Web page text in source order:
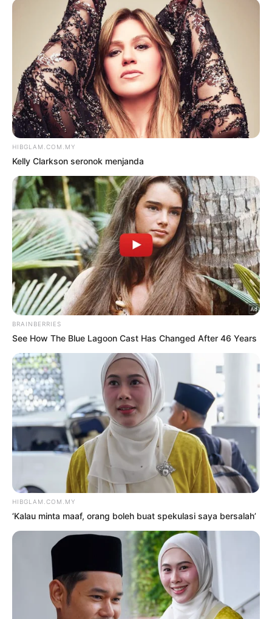
10 Ogos 2026
‘120 soalan bukan nak menekan-
nekan, kalau tak salah kenapa
takut?’
10 Ogos 2026
Dia sendiri langgar janji, minta
10 Ogos 2026
TRENDING
1
‘Tak pakai susuk, masih lelaki
tulen’ – Rashdan Baba kongsi tip
awet muda
6 Ogos 2026
2
Kasihan Aisha Retno, cakap
Indonesia pun kena kecam
2 Ogos 2026
3
Rocky ‘ajar’ selebriti periksa
fakta sebelum bersuara
8 Ogos 2026
4
Siti Nurhaliza sebak, Noraniza
5 Ogos 2026
Saya jumpa pakar psikiatri,
hadiri sesi kaunseling – Bella
Astillah
4 Ogos 2026